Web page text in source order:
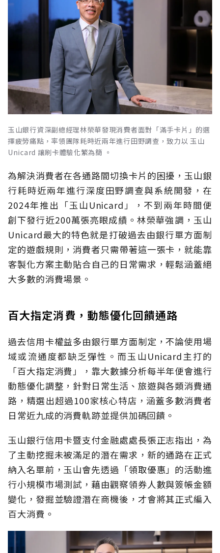
玉山銀行資深副總經理林榮華發現消費者面對「滿手卡片」的選
擇疲勞痛點，率領團隊耗時近兩年進行田野調查，致力以 玉山
Unicard 讓刷卡體驗化繁為簡 。
為解決消費者在各通路間切換卡片的困擾，玉山銀
行耗時近兩年進行深度田野調查與系統開發，在
2024年推出「玉山Unicard」，不到兩年時間便
創下發行近200萬張亮眼成績。林榮華強調，玉山
Unicard最大的特色就是打破過去由銀行單方面制
定的遊戲規則，消費者只需帶著這一張卡，就能靠
客製化方案主動貼合自己的日常需求，輕鬆涵蓋絕
大多數的消費場景。
百大指定消費，動態優化回饋通路
過去信用卡權益多由銀行單方面制定，不論使用場
域或流通度都缺乏彈性。而玉山Unicard主打的
「百大指定消費」，靠大數據分析每半年便會進行
動態優化調整，針對日常生活、旅遊與各類消費通
路，精選出超過100家核心特店，涵蓋多數消費者
日常近九成的消費軌跡並提供加碼回饋。
玉山銀行信用卡暨支付金融處處長張正志指出，為
了主動挖掘未被滿足的潛在需求，新的通路在正式
納入名單前，玉山會先透過「領取優惠」的活動進
行小規模市場測試，藉由觀察領券人數與簽帳金額
變化，發掘並驗證潛在商機後，才會將其正式編入
百大消費。